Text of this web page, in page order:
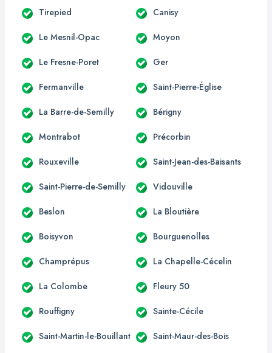
Tirepied Canisy
Le Mesnil-Opac Moyon
Le Fresne-Poret Ger
Fermanville Saint-Pierre-Église
La Barre-de-Semilly Bérigny
Montrabot Précorbin
Rouxeville Saint-Jean-des-Baisants
Saint-Pierre-de-Semilly Vidouville
Beslon La Bloutière
Boisyvon Bourguenolles
Champrépus La Chapelle-Cécelin
La Colombe Fleury 50
Rouffigny Sainte-Cécile
Saint-Martin-le-Bouillant Saint-Maur-des-Bois